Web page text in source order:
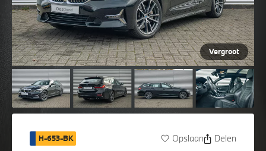
Vergroot
H-653-BK Opslaan Delen